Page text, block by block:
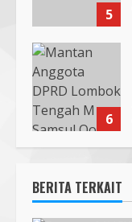
5
6
BERITA TERKAIT